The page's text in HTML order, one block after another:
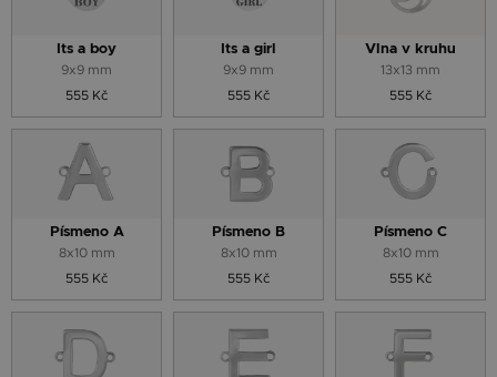
Its a boy
9x9 mm
555 Kč
Its a girl
9x9 mm
555 Kč
Vlna v kruhu
13x13 mm
555 Kč
Písmeno A
8x10 mm
555 Kč
Písmeno B
8x10 mm
555 Kč
Písmeno C
8x10 mm
555 Kč